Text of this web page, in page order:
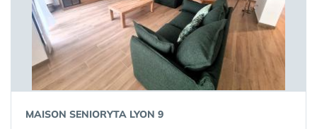
MAISON SENIORYTA LYON 9